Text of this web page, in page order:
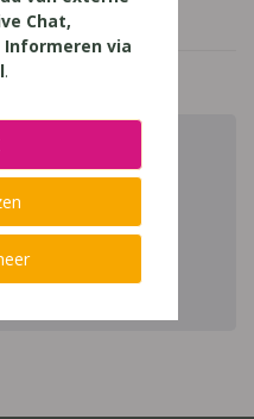
Chat,
via
.